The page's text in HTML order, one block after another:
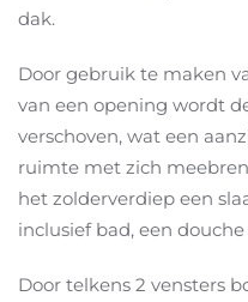
dak.
Door gebruik te maken
van een opening wordt
verschoven, wat een
ruimte met zich
het zolderverdiep een
inclusief bad, een
Door telkens 2 vensters